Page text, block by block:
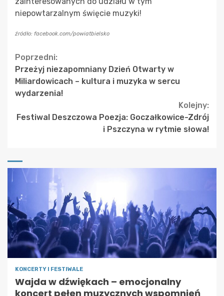
niepowtarzalnym święcie muzyki!
źródło: facebook.com/powiatbielsko
Continue
Reading
Poprzedni:
Przeżyj niezapomniany Dzień Otwarty w
Miliardowicach – kultura i muzyka w sercu
wydarzenia!
Kolejny:
Festiwal Deszczowa Poezja: Goczałkowice-Zdrój
i Pszczyna w rytmie słowa!
KONCERTY I FESTIWALE
Wajda w dźwiękach – emocjonalny
koncert pełen muzycznych wspomnień